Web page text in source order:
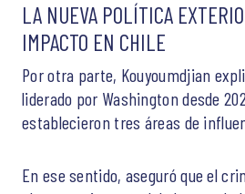
LA NUEVA POLÍTICA
IMPACTO EN CHILE
Por otra parte, Kouyoumdjian
liderado por Washington desde
establecieron tres áreas de
En ese sentido, aseguró que el